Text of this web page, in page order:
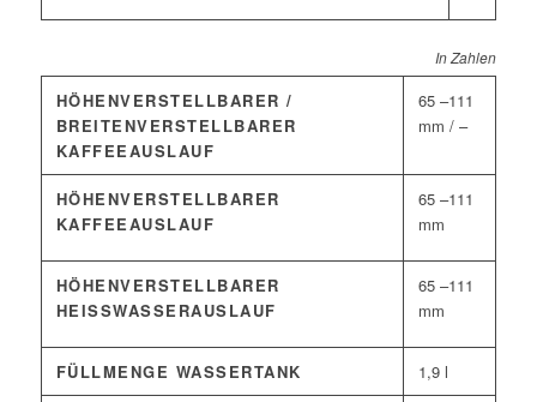
In Zahlen
HÖHENVERSTELLBARER /
BREITENVERSTELLBARER
KAFFEEAUSLAUF
65 –111
mm / –
HÖHENVERSTELLBARER
KAFFEEAUSLAUF
65 –111
mm
HÖHENVERSTELLBARER
HEISSWASSERAUSLAUF
65 –111
mm
FÜLLMENGE WASSERTANK 1,9 l